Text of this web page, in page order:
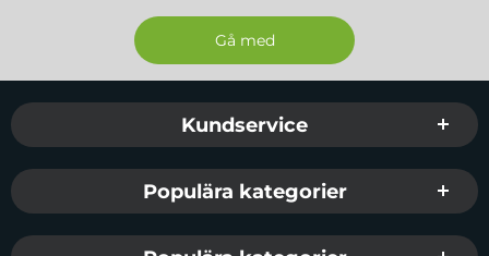
Sidfot Blandad info och länkar
Kundservice
Populära kategorier